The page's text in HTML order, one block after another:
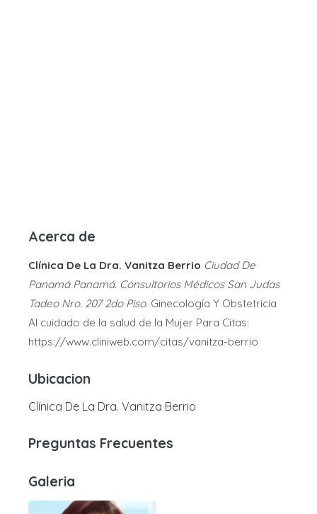
Acerca de
Clínica De La Dra. Vanitza Berrio Ciudad De
Panamá Panamá. Consultorios Médicos San Judas
Tadeo Nro. 207 2do Piso. Ginecología Y Obstetricia
Al cuidado de la salud de la Mujer Para Citas:
https://www.cliniweb.com/citas/vanitza-berrio
Ubicacion
Clínica De La Dra. Vanitza Berrio
Preguntas Frecuentes
Galeria